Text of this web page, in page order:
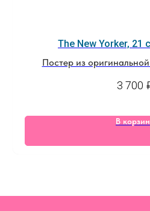
The New Yorker, 21
Постер из
3 700
В